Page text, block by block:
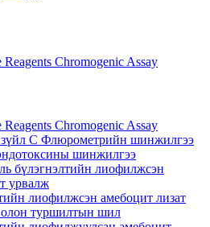
Reagents Chromogenic Assay
Reagents Chromogenic Assay
C Флюрометрийн шинжилгээ
шинжилгээ
бүлэгнэлтийн лиофилжсэн
урвалж
лиофилжсэн амебоцит лизат
туршилтын шил